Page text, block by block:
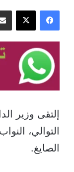
فيسبوك ‫X
إلتقى وزير
التوالي،
الصايغ.